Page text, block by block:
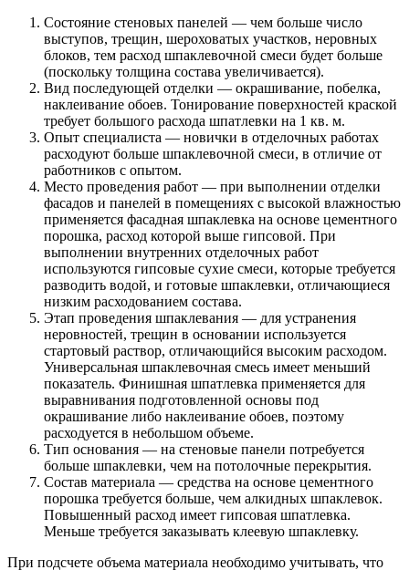
Состояние стеновых панелей — чем больше число
выступов, трещин, шероховатых участков, неровных
блоков, тем расход шпаклевочной смеси будет больше
(поскольку толщина состава увеличивается).
Вид последующей отделки — окрашивание, побелка,
наклеивание обоев. Тонирование поверхностей краской
требует большого расхода шпатлевки на 1 кв. м.
Опыт специалиста — новички в отделочных работах
расходуют больше шпаклевочной смеси, в отличие от
работников с опытом.
Место проведения работ — при выполнении отделки
фасадов и панелей в помещениях с высокой влажностью
применяется фасадная шпаклевка на основе цементного
порошка, расход которой выше гипсовой. При
выполнении внутренних отделочных работ
используются гипсовые сухие смеси, которые требуется
разводить водой, и готовые шпаклевки, отличающиеся
низким расходованием состава.
Этап проведения шпаклевания — для устранения
неровностей, трещин в основании используется
стартовый раствор, отличающийся высоким расходом.
Универсальная шпаклевочная смесь имеет меньший
показатель. Финишная шпатлевка применяется для
выравнивания подготовленной основы под
окрашивание либо наклеивание обоев, поэтому
расходуется в небольшом объеме.
Тип основания — на стеновые панели потребуется
больше шпаклевки, чем на потолочные перекрытия.
Состав материала — средства на основе цементного
порошка требуется больше, чем алкидных шпаклевок.
Повышенный расход имеет гипсовая шпатлевка.
Меньше требуется заказывать клеевую шпаклевку.
При подсчете объема материала необходимо учитывать, что